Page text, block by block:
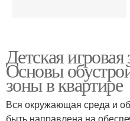
Детская игровая
Основы
зоны в квартире
Вся окружающая среда и